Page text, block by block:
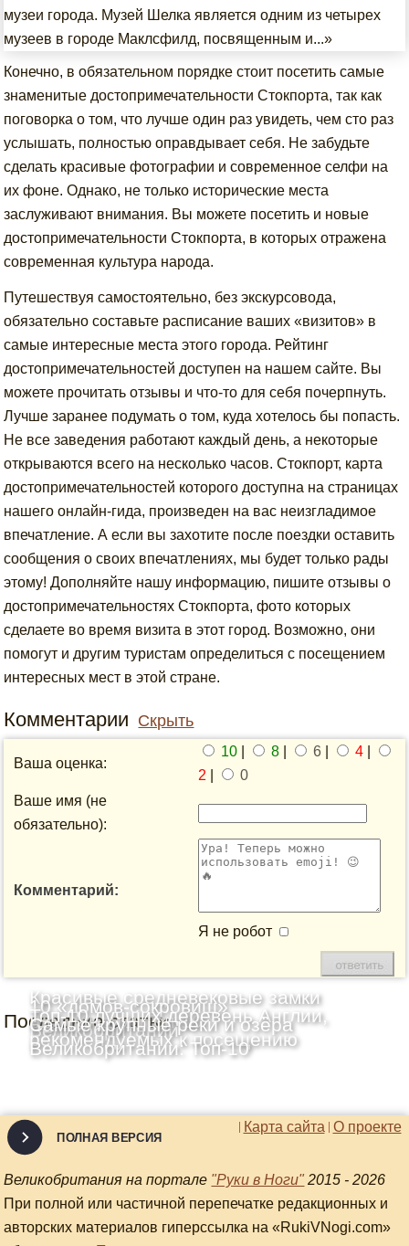
музеи города. Музей Шелка является одним из четырех
музеев в городе Маклсфилд, посвященным и...»
Конечно, в обязательном порядке стоит посетить самые
знаменитые достопримечательности Стокпорта, так как
поговорка о том, что лучше один раз увидеть, чем сто раз
услышать, полностью оправдывает себя. Не забудьте
сделать красивые фотографии и современное селфи на
их фоне. Однако, не только исторические места
заслуживают внимания. Вы можете посетить и новые
достопримечательности Стокпорта, в которых отражена
современная культура народа.
Путешествуя самостоятельно, без экскурсовода,
обязательно составьте расписание ваших «визитов» в
самые интересные места этого города. Рейтинг
достопримечательностей доступен на нашем сайте. Вы
можете прочитать отзывы и что-то для себя почерпнуть.
Лучше заранее подумать о том, куда хотелось бы попасть.
Не все заведения работают каждый день, а некоторые
открываются всего на несколько часов. Стокпорт, карта
достопримечательностей которого доступна на страницах
нашего онлайн-гида, произведен на вас неизгладимое
впечатление. А если вы захотите после поездки оставить
сообщения о своих впечатлениях, мы будет только рады
этому! Дополняйте нашу информацию, пишите отзывы о
достопримечательностях Стокпорта, фото которых
сделаете во время визита в этот город. Возможно, они
помогут и другим туристам определиться с посещением
интересных мест в этой стране.
Комментарии Скрыть
Ваша оценка:
10 8 6 4
2
0
Ваше имя (не
обязательно):
Комментарий:
Я не робот
Последние статьи
Красивые средневековые замки
Шотландии: Топ-10
10 «домов-сокровищ»
Великобритании
Топ-10 лучших деревень Англии,
рекомендуемых к посещению
Самые крупные реки и озёра
Великобритании: Топ-10
О проекте
Карта сайта
ПОЛНАЯ ВЕРСИЯ
Великобритания на портале "Руки в Ноги" 2015 - 2026
При полной или частичной перепечатке редакционных и
авторских материалов гиперссылка на «RukiVNogi.com»